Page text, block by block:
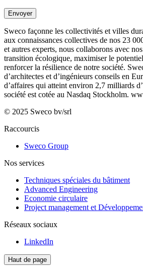
Envoyer
Sweco façonne les collectivités et villes
aux connaissances collectives de nos 23
et autres experts, nous collaborons avec
transition écologique, maximiser le
renforcer la résilience de notre société.
d’architectes et d’ingénieurs conseils en
d’affaires qui atteint environ 2,7 milliards
société est cotée au Nasdaq Stockholm.
© 2025 Sweco bv/srl
Raccourcis
Sweco Group
Nos services
Techniques spéciales du bâtiment
Advanced Engineering
Economie circulaire
Project management et
Réseaux sociaux
LinkedIn
Haut de page